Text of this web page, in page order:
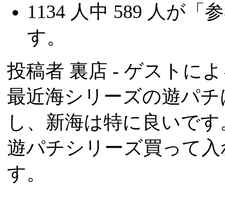
1134 人中 589 人が「
す。
投稿者 裏店 - ゲストに
最近海シリーズの遊パ
し、新海は特に良いで
遊パチシリーズ買って
す。